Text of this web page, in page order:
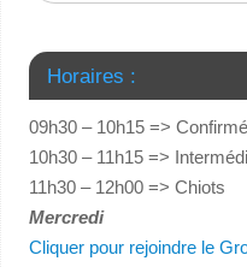
Horaires :
09h30 – 10h15 =>
10h30 – 11h15 =>
11h30 – 12h00 => Chiots
Mercredi
Cliquer pour rejoindre le